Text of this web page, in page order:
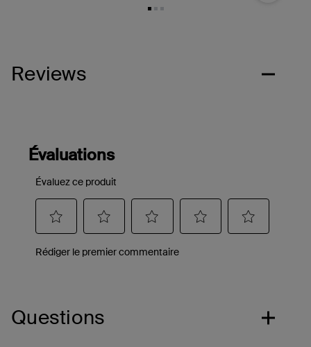
Reviews
Questions